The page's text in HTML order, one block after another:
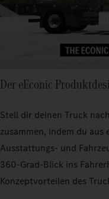
Der eEconic
Stell dir deinen Truck
zusammen, indem du aus
Ausstattungs- und
360-Grad-Blick ins
Konzeptvorteilen des